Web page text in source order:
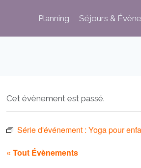
Planning Séjours &
Cet évènement est passé.
Série d'événement : Yoga pour
« Tout Évènements